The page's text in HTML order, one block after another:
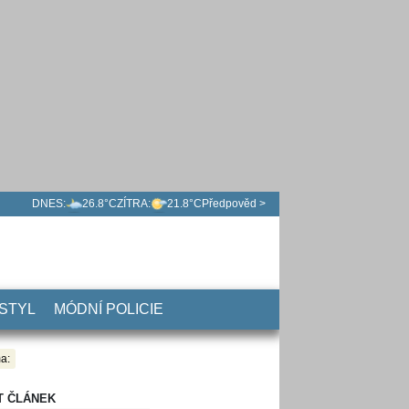
DNES: 26.8°CZÍTRA: 21.8°C Předpověd >
MÓDNÍ POLICIE
ČLÁNEK